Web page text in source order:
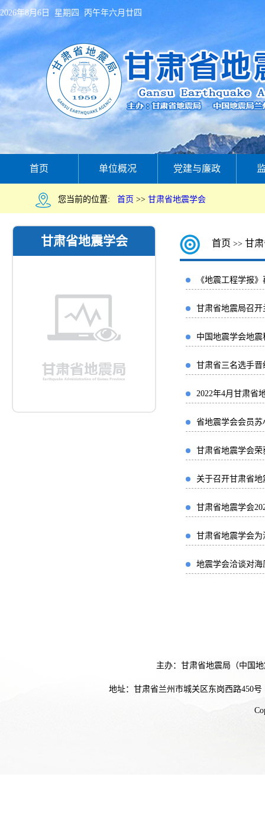
2026年8月6日 星期四 丙午年六月廿四
首页 单位概况 党建与廉政
您当前的位置: 首页 >> 甘肃省地震学会
甘肃省地震学会 首页 >> 甘
《地震工程学报
甘肃省地震局召
中国地震学会地
甘肃省三名选手
2022年4月甘肃省
省地震学会会员
甘肃省地震学会荣
关于召开甘肃省
甘肃省地震学会
甘肃省地震学会
地震学会洽谈对
主办：甘肃省地震局（中国
地址：甘肃省兰州市城关区东岗西路450号